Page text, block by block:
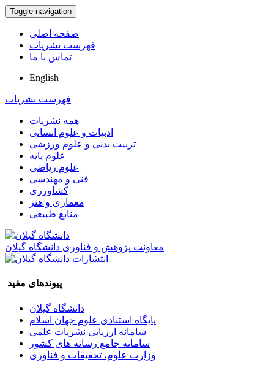
Toggle navigation
صفحه اصلی
فهرست نشریات
تماس با ما
English
فهرست نشریات
همه نشریات
ادبیات و علوم انسانی
تربیت بدنی و علوم ورزشی
علوم پایه
علوم ریاضی
فنی و مهندسی
کشاورزی
معماری و هنر
منابع طبیعی
معاونت پژوهش و فناوری دانشگاه گیلان
پیوندهای مفید
دانشگاه گیلان
پایگاه استنادی علوم جهان اسلام
سامانه ارزیابی نشریات علمی
سامانه جامع رسانه های کشور
وزارت علوم، تحقیقات و فناوری